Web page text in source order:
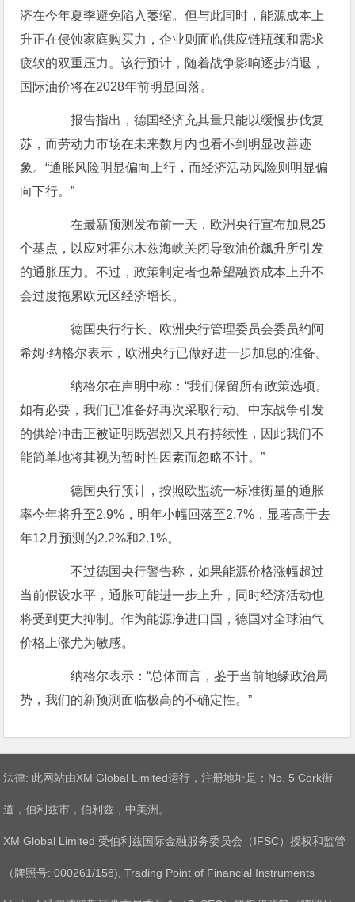
济在今年夏季避免陷入萎缩。但与此同时，能源成本上
升正在侵蚀家庭购买力，企业则面临供应链瓶颈和需求
疲软的双重压力。该行预计，随着战争影响逐步消退，
国际油价将在2028年前明显回落。
报告指出，德国经济充其量只能以缓慢步伐复
苏，而劳动力市场在未来数月内也看不到明显改善迹
象。“通胀风险明显偏向上行，而经济活动风险则明显偏
向下行。”
在最新预测发布前一天，欧洲央行宣布加息25
个基点，以应对霍尔木兹海峡关闭导致油价飙升所引发
的通胀压力。不过，政策制定者也希望融资成本上升不
会过度拖累欧元区经济增长。
德国央行行长、欧洲央行管理委员会委员约阿
希姆·纳格尔表示，欧洲央行已做好进一步加息的准备。
纳格尔在声明中称：“我们保留所有政策选项。
如有必要，我们已准备好再次采取行动。中东战争引发
的供给冲击正被证明既强烈又具有持续性，因此我们不
能简单地将其视为暂时性因素而忽略不计。”
德国央行预计，按照欧盟统一标准衡量的通胀
率今年将升至2.9%，明年小幅回落至2.7%，显著高于去
年12月预测的2.2%和2.1%。
不过德国央行警告称，如果能源价格涨幅超过
当前假设水平，通胀可能进一步上升，同时经济活动也
将受到更大抑制。作为能源净进口国，德国对全球油气
价格上涨尤为敏感。
纳格尔表示：“总体而言，鉴于当前地缘政治局
势，我们的新预测面临极高的不确定性。”
法律: 此网站由XM Global Limited运行，注册地址是：No. 5 Cork街
道，伯利兹市，伯利兹，中美洲。
XM Global Limited 受伯利兹国际金融服务委员会（IFSC）授权和监管
（牌照号: 000261/158), Trading Point of Financial Instruments